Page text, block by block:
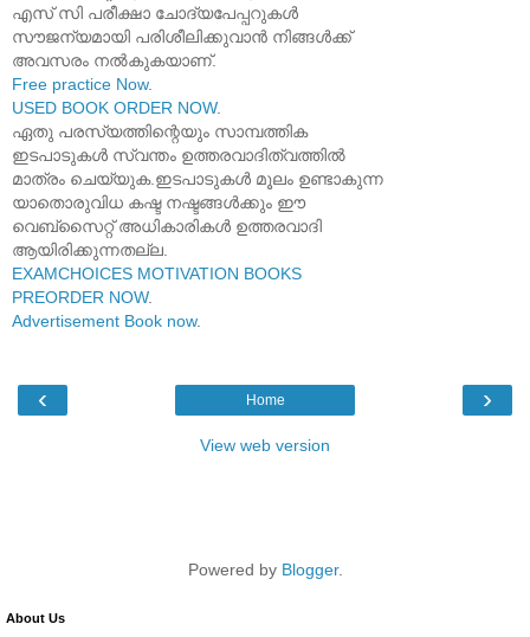
എസ് സി പരീക്ഷാ ചോദ്യപേപ്പറുകൾ
സൗജന്യമായി പരിശീലിക്കുവാൻ നിങ്ങൾക്ക്
അവസരം നൽകുകയാണ്.
Free practice Now.
USED BOOK ORDER NOW.
ഏതു പരസ്യത്തിന്റെയും സാമ്പത്തിക
ഇടപാടുകൾ സ്വന്തം ഉത്തരവാദിത്വത്തിൽ
മാത്രം ചെയ്യുക.ഇടപാടുകൾ മൂലം ഉണ്ടാകുന്ന
യാതൊരുവിധ കഷ്ട നഷ്ടങ്ങൾക്കും ഈ
വെബ്സൈറ്റ് അധികാരികൾ ഉത്തരവാദി
ആയിരിക്കുന്നതല്ല.
EXAMCHOICES MOTIVATION BOOKS
PREORDER NOW.
Advertisement Book now.
‹ ›
Home
View web version
Powered by Blogger.
About Us